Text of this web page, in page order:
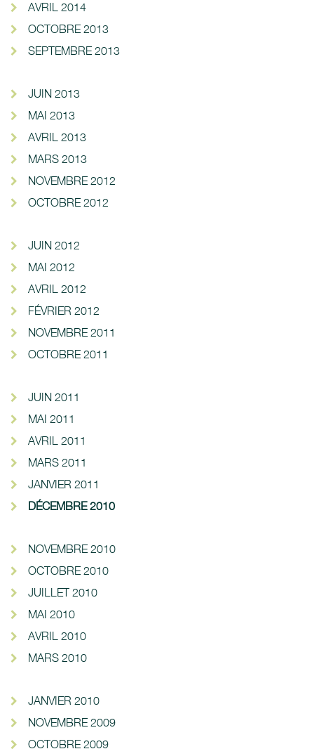
AVRIL 2014
OCTOBRE 2013
SEPTEMBRE 2013
JUIN 2013
MAI 2013
AVRIL 2013
MARS 2013
NOVEMBRE 2012
OCTOBRE 2012
JUIN 2012
MAI 2012
AVRIL 2012
FÉVRIER 2012
NOVEMBRE 2011
OCTOBRE 2011
JUIN 2011
MAI 2011
AVRIL 2011
MARS 2011
JANVIER 2011
DÉCEMBRE 2010
NOVEMBRE 2010
OCTOBRE 2010
JUILLET 2010
MAI 2010
AVRIL 2010
MARS 2010
JANVIER 2010
NOVEMBRE 2009
OCTOBRE 2009